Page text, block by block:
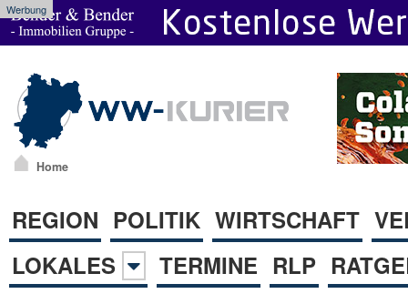
Werbung
Home
REGION POLITIK WIRTSCHAFT
LOKALES
TERMINE RLP